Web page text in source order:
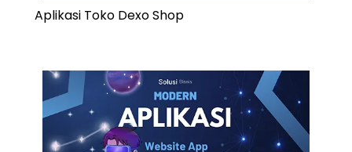
Aplikasi Toko Dexo Shop